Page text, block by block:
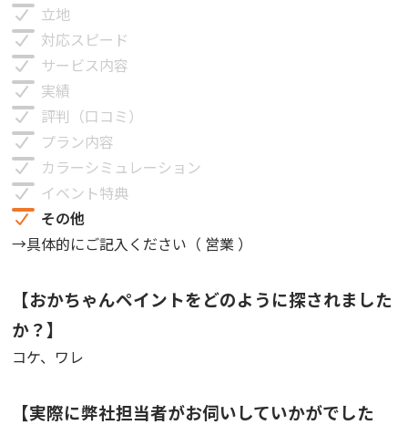
立地
対応スピード
サービス内容
実績
評判（口コミ）
プラン内容
カラーシミュレーション
イベント特典
その他
→具体的にご記入ください（ 営業 ）
【おかちゃんペイントをどのように探されました
か？】
コケ、ワレ
【実際に弊社担当者がお伺いしていかがでした